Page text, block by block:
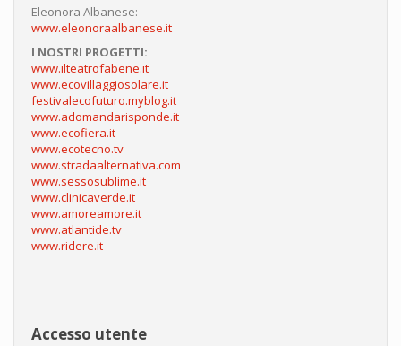
Eleonora Albanese:
www.eleonoraalbanese.it
I NOSTRI PROGETTI:
www.ilteatrofabene.it
www.ecovillaggiosolare.it
festivalecofuturo.myblog.it
www.adomandarisponde.it
www.ecofiera.it
www.ecotecno.tv
www.stradaalternativa.com
www.sessosublime.it
www.clinicaverde.it
www.amoreamore.it
www.atlantide.tv
www.ridere.it
Accesso utente